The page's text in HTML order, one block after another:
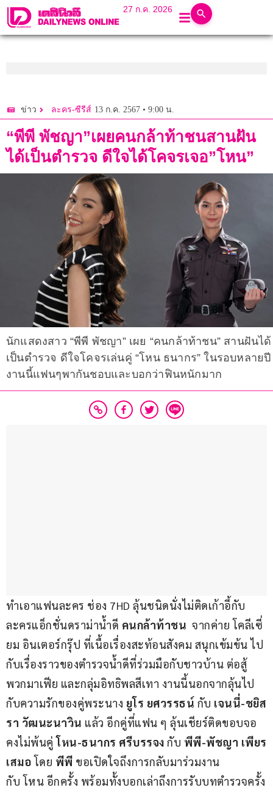
27 ก.ค. 2026
ข่าว ละคร-ซีรีส์ 13 ก.ค. 2567 • 9:00 น.
“พีพี พัชญา”เผยคนกล้าท้าชนสานฝัน
ได้เป็นตำรวจ ดีใจได้โคจรเจอ”โหน”
นักแสดงสาว “พีพี พัชญา” เผย “คนกล้าท้าชน” สานฝันได้
เป็นตำรวจ ดีใจโคจรเล่นคู่ “โหน ธนากร” ในรอบหลายปี
งานนี้แฟนๆพากันชอบและบอกว่าฟินหนักมาก
ทำเอาแฟนละคร ช่อง 7HD ลุ้นชนิดนั่งไม่ติดเก้าอี้กับ
ละครแอ็กชั่นดราม่าน้ำดี คนกล้าท้าชน จากค่าย โคลีเซี่
ยม อินเตอร์กรุ๊ป ที่เนื้อเรื่องสะท้อนสังคม สนุกเข้มข้น ไป
กับเรื่องราวของตำรวจน้ำดีที่ร่วมมือกับชาวบ้าน ต่อสู้
พวกมาเฟีย และกลุ่มอิทธิพลสีเทา งานนี้นอกจากลุ้นไป
กับความรักของคู่พระนาง ยูโร ยศวรรธน์ กับ เจนนี่-ชยิส
รา วัฒนะนาวิน แล้ว อีกคู่ที่แฟน ๆ ลุ้นเชียร์ติดขอบจอ
คงไม่พ้นคู่ โหน-ธนากร ศรีบรรจง กับ พีพี-พัชญา เพียร
เสมอ โดย พีพี ขอเปิดใจถึงการกลับมาร่วมงาน
กับ โหน อีกครั้ง พร้อมทั้งบอกเล่าถึงการรับบทตำรวจครั้ง